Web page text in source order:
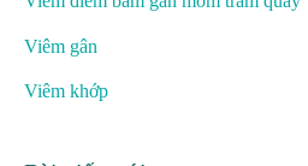
Viêm gân
Viêm khớp